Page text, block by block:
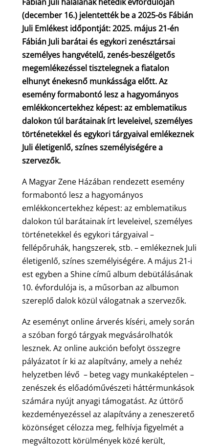
(december 16.) jelentették be a 2025-ös Fábián
Juli Emlékest időpontját: 2025. május 21-én
Fábián Juli barátai és egykori zenésztársai
személyes hangvételű, zenés-beszélgetős
megemlékezéssel tisztelegnek a fiatalon
elhunyt énekesnő munkássága előtt. Az
esemény formabontó lesz a hagyományos
emlékkoncertekhez képest: az emblematikus
dalokon túl barátainak írt leveleivel, személyes
történetekkel és egykori tárgyaival emlékeznek
Juli életigenlő, színes személyiségére a
szervezők.
A Magyar Zene Házában rendezett esemény
formabontó lesz a hagyományos
emlékkoncertekhez képest: az emblematikus
dalokon túl barátainak írt leveleivel, személyes
történetekkel és egykori tárgyaival –
fellépőruhák, hangszerek, stb. – emlékeznek Juli
életigenlő, színes személyiségére. A május 21-i
est egyben a Shinecímű album debütálásának
10. évfordulója is, a műsorban az albumon
szereplő dalok közül válogatnak a szervezők.
Az eseményt online árverés kíséri, amely során
a szóban forgó tárgyak megvásárolhatók
lesznek. Az online aukción befolyt összegre
pályázatot ír ki az alapítvány, amely a nehéz
helyzetben lévő – beteg vagy munkaképtelen –
zenészek és előadóművészeti háttérmunkások
számára nyújt anyagi támogatást. Az úttörő
kezdeményezéssel az alapítvány a zeneszerető
közönséget célozza meg, felhívja figyelmét a
megváltozott körülmények közé került,